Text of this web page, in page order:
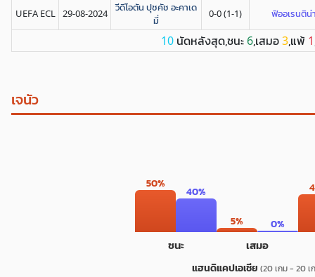
UEFA ECL 29-08-2024
วีดีโอตัน ปุชคัช อะคาเด
มี่
0-0 (1-1) ฟิออเรนติน่
10 นัดหลังสุด,ชนะ 6,เสมอ3,แพ้ 1
เจนัว
50%
40%
ชนะ
5% 0%
เสมอ
แฮนดิแคปเอเชีย (20 เกม - 20 เ